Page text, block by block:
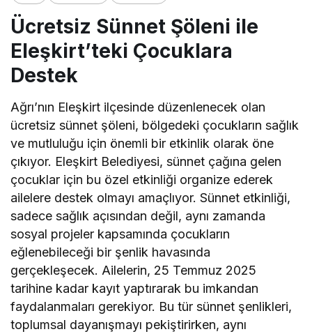
Ücretsiz Sünnet Şöleni ile
Eleşkirt’teki Çocuklara
Destek
Ağrı’nın Eleşkirt ilçesinde düzenlenecek olan
ücretsiz sünnet şöleni, bölgedeki çocukların sağlık
ve mutluluğu için önemli bir etkinlik olarak öne
çıkıyor. Eleşkirt Belediyesi, sünnet çağına gelen
çocuklar için bu özel etkinliği organize ederek
ailelere destek olmayı amaçlıyor. Sünnet etkinliği,
sadece sağlık açısından değil, aynı zamanda
sosyal projeler kapsamında çocukların
eğlenebileceği bir şenlik havasında
gerçekleşecek. Ailelerin, 25 Temmuz 2025
tarihine kadar kayıt yaptırarak bu imkandan
faydalanmaları gerekiyor. Bu tür sünnet şenlikleri,
toplumsal dayanışmayı pekiştirirken, aynı